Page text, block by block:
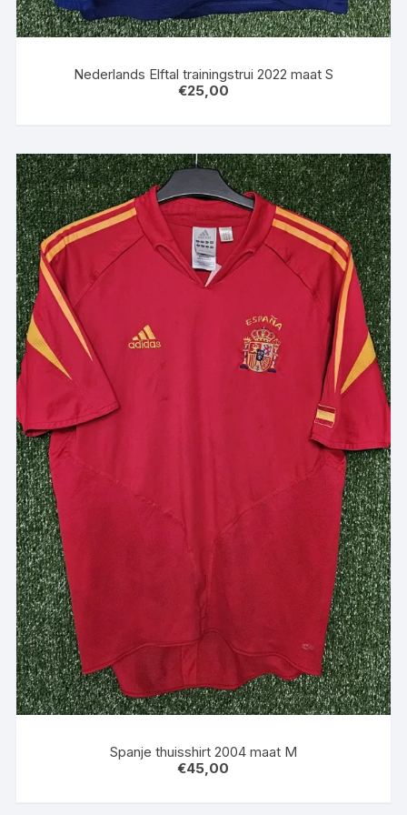
Nederlands Elftal trainingstrui 2022 maat S
€25,00
Spanje thuisshirt 2004 maat M
€45,00